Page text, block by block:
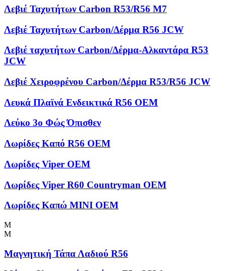
Λεβιέ Ταχυτήτων Carbon R53/R56 M7
Λεβιέ Ταχυτήτων Carbon/Δέρμα R56 JCW
Λεβιέ ταχυτήτων Carbon/Δέρμα-Αλκαντάρα R53
JCW
Λεβιέ Χειροφρένου Carbon/Δέρμα R53/R56 JCW
Λευκά Πλαϊνά Ενδεικτικά R56 OEM
Λεύκο 3ο Φώς Όπισθεν
Λωρίδες Kαπό R56 OEM
Λωρίδες Viper OEM
Λωρίδες Viper R60 Countryman OEM
Λωρίδες Καπώ MINI OEM
Μ
Μ
Μαγνητική Τάπα Λαδιού R56